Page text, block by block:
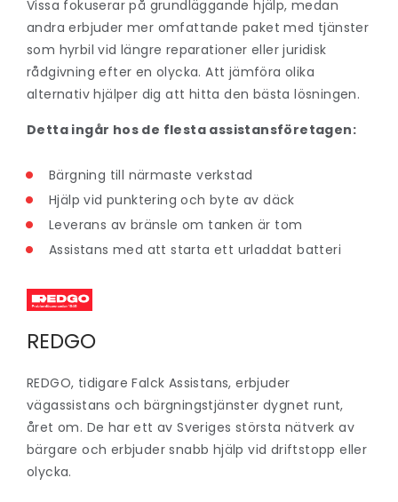
Vissa fokuserar på grundläggande hjälp, medan
andra erbjuder mer omfattande paket med tjänster
som hyrbil vid längre reparationer eller juridisk
rådgivning efter en olycka. Att jämföra olika
alternativ hjälper dig att hitta den bästa lösningen.
Detta ingår hos de flesta assistansföretagen:
Bärgning till närmaste verkstad
Hjälp vid punktering och byte av däck
Leverans av bränsle om tanken är tom
Assistans med att starta ett urladdat batteri
REDGO
REDGO, tidigare Falck Assistans, erbjuder
vägassistans och bärgningstjänster dygnet runt,
året om. De har ett av Sveriges största nätverk av
bärgare och erbjuder snabb hjälp vid driftstopp eller
olycka.